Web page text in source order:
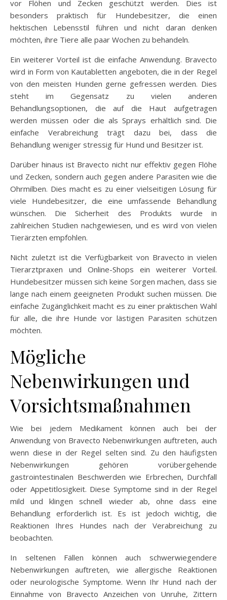
vor Flöhen und Zecken geschützt werden. Dies ist
besonders praktisch für Hundebesitzer, die einen
hektischen Lebensstil führen und nicht daran denken
möchten, ihre Tiere alle paar Wochen zu behandeln.
Ein weiterer Vorteil ist die einfache Anwendung. Bravecto
wird in Form von Kautabletten angeboten, die in der Regel
von den meisten Hunden gerne gefressen werden. Dies
steht im Gegensatz zu vielen anderen
Behandlungsoptionen, die auf die Haut aufgetragen
werden müssen oder die als Sprays erhältlich sind. Die
einfache Verabreichung trägt dazu bei, dass die
Behandlung weniger stressig für Hund und Besitzer ist.
Darüber hinaus ist Bravecto nicht nur effektiv gegen Flöhe
und Zecken, sondern auch gegen andere Parasiten wie die
Ohrmilben. Dies macht es zu einer vielseitigen Lösung für
viele Hundebesitzer, die eine umfassende Behandlung
wünschen. Die Sicherheit des Produkts wurde in
zahlreichen Studien nachgewiesen, und es wird von vielen
Tierärzten empfohlen.
Nicht zuletzt ist die Verfügbarkeit von Bravecto in vielen
Tierarztpraxen und Online-Shops ein weiterer Vorteil.
Hundebesitzer müssen sich keine Sorgen machen, dass sie
lange nach einem geeigneten Produkt suchen müssen. Die
einfache Zugänglichkeit macht es zu einer praktischen Wahl
für alle, die ihre Hunde vor lästigen Parasiten schützen
möchten.
Mögliche
Nebenwirkungen und
Vorsichtsmaßnahmen
Wie bei jedem Medikament können auch bei der
Anwendung von Bravecto Nebenwirkungen auftreten, auch
wenn diese in der Regel selten sind. Zu den häufigsten
Nebenwirkungen gehören vorübergehende
gastrointestinalen Beschwerden wie Erbrechen, Durchfall
oder Appetitlosigkeit. Diese Symptome sind in der Regel
mild und klingen schnell wieder ab, ohne dass eine
Behandlung erforderlich ist. Es ist jedoch wichtig, die
Reaktionen Ihres Hundes nach der Verabreichung zu
beobachten.
In seltenen Fällen können auch schwerwiegendere
Nebenwirkungen auftreten, wie allergische Reaktionen
oder neurologische Symptome. Wenn Ihr Hund nach der
Einnahme von Bravecto Anzeichen von Unruhe, Zittern